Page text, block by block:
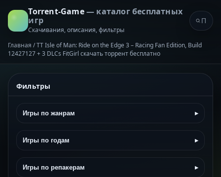
Torrent-Game— каталог бесплатных
игр
Скачивания, описания, фильтры
Главная /TT Isle of Man: Ride on the Edge 3 – Racing Fan Edition, Build
12427127 + 3 DLCs FitGirl скачать торрент бесплатно
Фильтры
Игры по жанрам ▸
Игры по годам ▸
Игры по репакерам ▸